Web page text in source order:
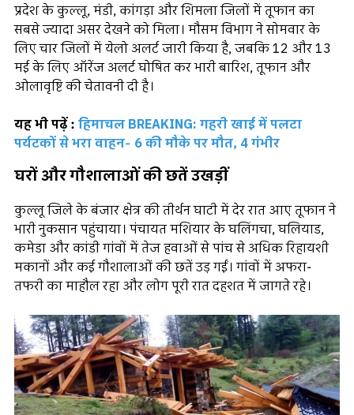
प्रदेश के कुल्लू, मंडी, कांगड़ा और शिमला जिलों में तूफान का
सबसे ज्यादा असर देखने को मिला। मौसम विभाग ने सोमवार के
लिए चार जिलों में येलो अलर्ट जारी किया है, जबकि 12 और 13
मई के लिए ऑरेंज अलर्ट घोषित कर भारी बारिश, तूफान और
ओलावृष्टि की चेतावनी दी है।
यह भी पढ़ें : हिमाचल BREAKING: गहरी खाई में पलटा
पर्यटकों से भरा वाहन- 6 की मौके पर मौत, 4 गंभीर
घरों और गौशालाओं की छतें उखड़ीं
कुल्लू जिले के बंजार क्षेत्र की तीर्थन घाटी में देर रात आए तूफान ने
भारी नुकसान पहुंचाया। पंचायत मशियार के घलिंगचा, घलियाड,
कमेडा और कांडी गांवों में तेज हवाओं से पांच से अधिक रिहायशी
मकानों और कई गौशालाओं की छतें उड़ गईं। गांवों में अफरा-
तफरी का माहौल रहा और लोग पूरी रात दहशत में जागते रहे।